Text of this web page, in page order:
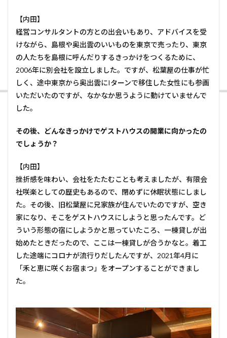
【内田】
経営コンサルタントの方との出会いもあり、アドバイスを受
けながら、島根や奥出雲のいいものを東京で売ったり、東京
の人たちを島根に呼んだりするきっかけをつくるために、
2006年に別会社を設立しました。ですが、松葉屋の仕事が忙
しく、途中東京から奥出雲にIターンで移住した女性にも参画
いただいたのですが、なかなか思うように動けていませんで
した。
――その後、どんなきっかけでゲストハウスの開業に向かったの
でしょうか？
【内田】
挫折感を味わい、会社をたたむことも考えましたが、有限会
社咲楽としての歴史もあるので、閉めずに休眠状態にしまし
た。その後、旧松葉屋に兄家族が住んでいたのですが、空き
家になり、そこをゲストハウスにしようと思ったんです。ど
ういう形態の宿にしようかと思っていたころ、一棟貸しが出
始めたときだったので、ここは一棟貸しが合うかなと。着工
した途端にコロナが流行りだしたんですが、2021年4月に
「禾と恵に咲くお宿まつ」をオープンすることができまし
た。